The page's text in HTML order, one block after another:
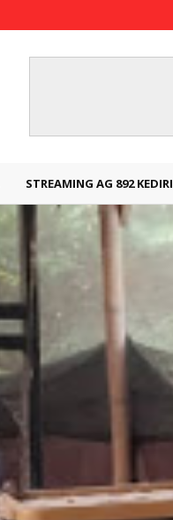
STREAMING AG 892